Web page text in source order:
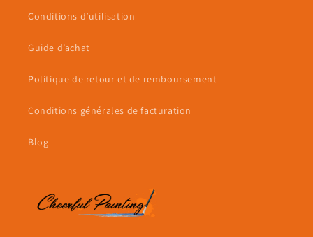
Conditions d’utilisation
Guide d’achat
Politique de retour et de remboursement
Conditions générales de facturation
Blog